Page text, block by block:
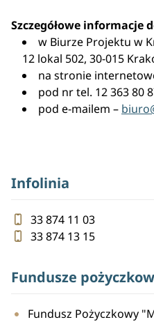
Szczegółowe informacje
w Biurze Projektu w
12 lokal 502, 30-015
na stronie
pod nr tel. 12 363 80
pod e-mailem –
Infolinia
33 874 11 03
33 874 13 15
Fundusze
Fundusz Pożyczkowy